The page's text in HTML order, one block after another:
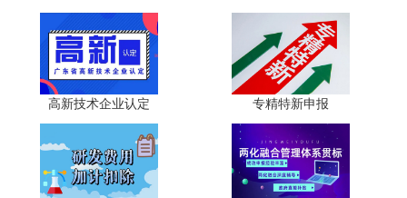
道，加速项目落地投产;人才落户与职称评审便利，助力企业
稳定核心团队。对于广东制造业企业而言，尽早完成省级、
国家级单项冠军认定入库，才能充分释放融资贴息、用地优
先、人才落户等政策红利，深耕细分赛道，打造全球竞争
力，助力广东加快建成全球先进制造业基地。
科泰集团(https://www.gdktzx.com/)成立17年来，致力于
高新技术企业认定 名优高新技术产品认定、省市工程
高新技术企业认定 专精特新申报